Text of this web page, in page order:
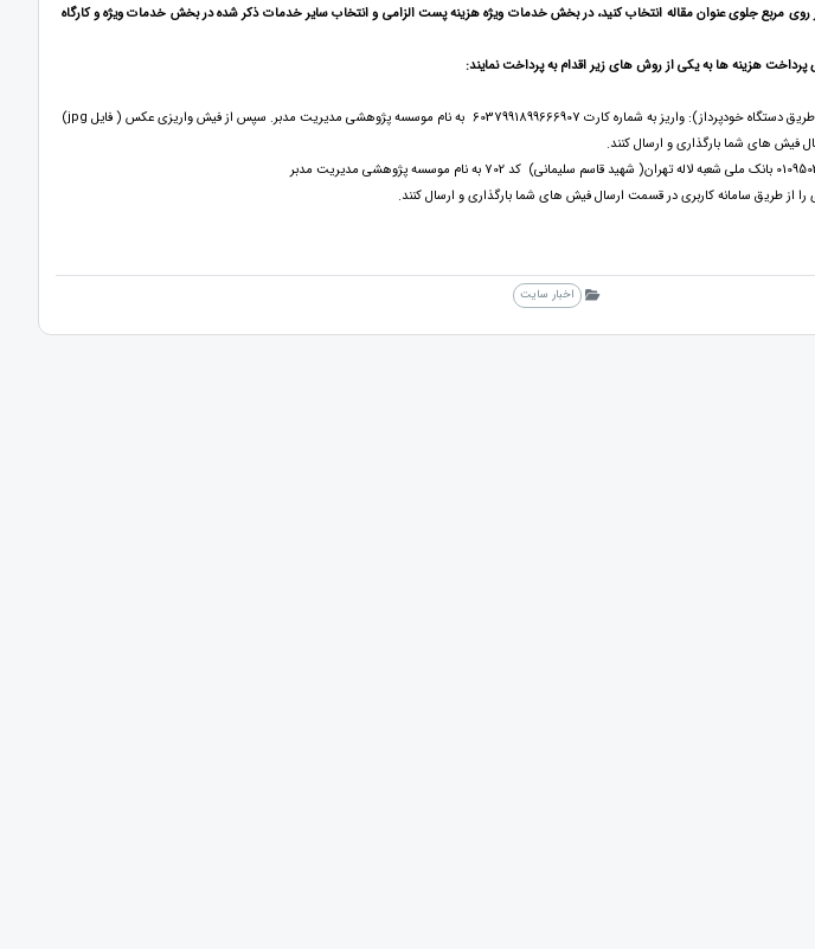
روی مربع جلوی عنوان مقاله انتخاب کنید، در بخش خدمات ویژه هزینه پست الزامی و انتخاب سایر خدمات ذکر شده در بخش خدمات ویژه و کارگاه
پرداخت هزینه ها به یکی از روش های زیر اقدام به پرداخت نمایند:
1. روش پرداخت کارت به کارت ( از طریق اپلیکیشن پرداخت یا از طریق دستگاه خودپرداز): واریز به شماره کارت 6037991899666907 به نام موسسه پژوهشی مدیریت مدبر. سپس از فیش واریزی عکس ( فایل jpg)
فیش های شما بارگذاری و ارسال کنند.
اخبار سایت